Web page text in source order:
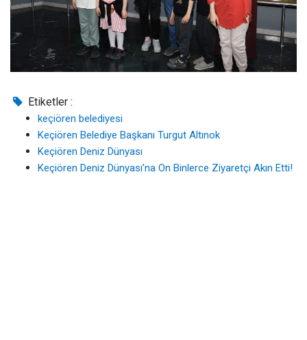
Etiketler :
keçiören belediyesi
Keçiören Belediye Başkanı Turgut Altınok
Keçiören Deniz Dünyası
Keçiören Deniz Dünyası’na On Binlerce Ziyaretçi Akın Etti!